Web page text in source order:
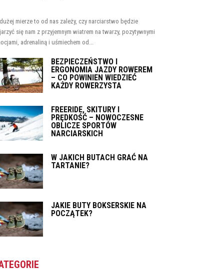
mierze to od nas zależy, czy narciarstwo będzie
się nam z przyjemnym wiatrem na twarzy, pozytywnymi
adrenaliną i uśmiechem od...
BEZPIECZEŃSTWO I
ERGONOMIA JAZDY ROWEREM
– CO POWINIEN WIEDZIEĆ
KAŻDY ROWERZYSTA
FREERIDE, SKITURY I
PRĘDKOŚĆ – NOWOCZESNE
OBLICZE SPORTÓW
NARCIARSKICH
W JAKICH BUTACH GRAĆ NA
TARTANIE?
JAKIE BUTY BOKSERSKIE NA
POCZĄTEK?